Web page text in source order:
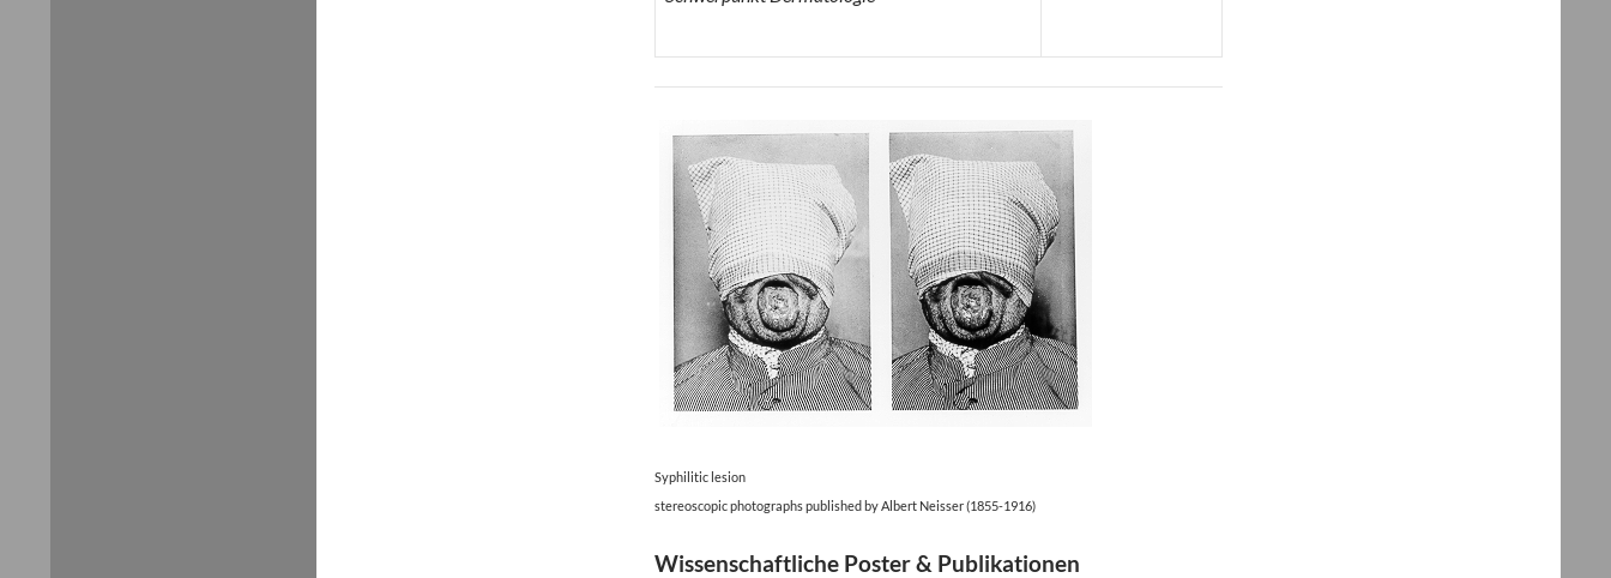
Syphilitic lesion
stereoscopic photographs published by Albert Neisser (1855-1916)
Wissenschaftliche Poster & Publikationen